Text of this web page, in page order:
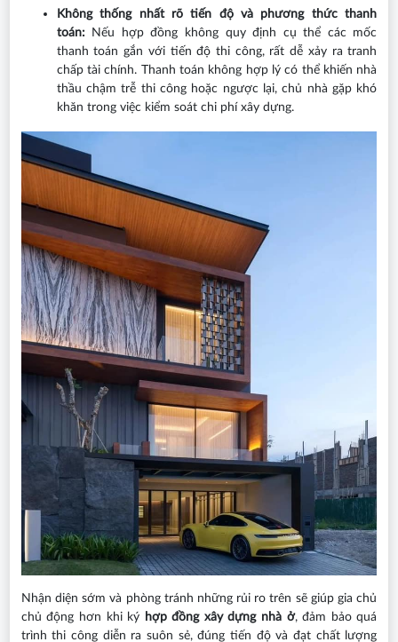
Không thống nhất rõ tiến độ và phương thức thanh
toán:
Nếu hợp đồng không quy định cụ thể các mốc
thanh toán gắn với tiến độ thi công, rất dễ xảy ra tranh
chấp tài chính. Thanh toán không hợp lý có thể khiến nhà
thầu chậm trễ thi công hoặc ngược lại, chủ nhà gặp khó
khăn trong việc kiểm soát chi phí xây dựng.
Nhận diện sớm và phòng tránh những rủi ro trên sẽ giúp gia chủ
chủ động hơn khi ký hợp đồng xây dựng nhà ở, đảm bảo quá
trình thi công diễn ra suôn sẻ, đúng tiến độ và đạt chất lượng